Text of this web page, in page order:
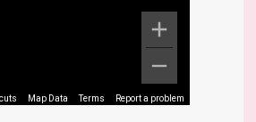
Map Data Terms Report a problem